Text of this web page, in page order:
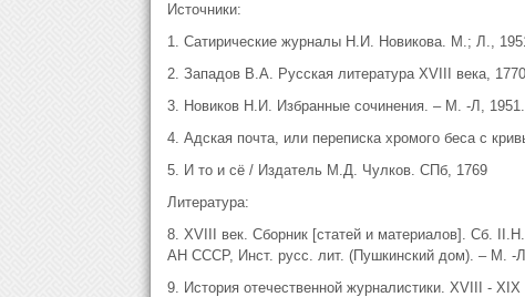
Источники:
1. Сатирические журналы Н.И. Новикова. М.; Л.,
2. Западов В.А. Русская литература XVIII века,
3. Новиков Н.И. Избранные сочинения. – М. -Л, 1951.
4. Адская почта, или переписка хромого беса с
5. И то и сё / Издатель М.Д. Чулков. СПб, 1769
Литература:
8. XVIII век. Сборник [статей и материалов]. Сб.
АН СССР, Инст. русс. лит. (Пушкинский дом). – М. -
9. История отечественной журналистики. XVIII -